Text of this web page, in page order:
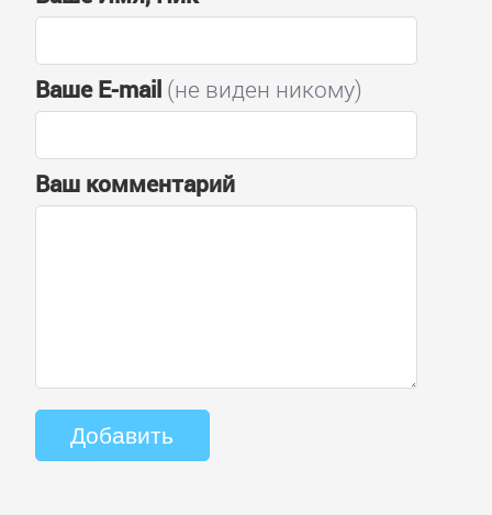
Ваше E-mail(не виден никому)
Ваш комментарий